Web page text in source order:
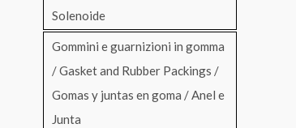
Solenoide
Gommini e guarnizioni in gomma
/ Gasket and Rubber Packings /
Gomas y juntas en goma / Anel e
Junta